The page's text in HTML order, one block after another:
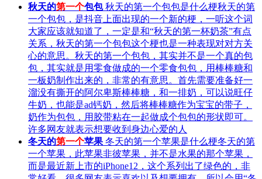
秋天的第一个包包 秋天的第一个包包是什么梗秋天的第
一个包包，是抖音上面出现的一个新的梗，一听这个词
大家应该就知道了，一定是和“秋天的第一杯奶茶”有点
关系，秋天的第一个包包这个梗也是一种表现对对方关
心的意思。秋天的第一个包包，其实并不是一个真的包
包，其实就是用零食做成的一个零食包包，用棒棒糖和
一板奶制作出来的，非常的有意思。首先需要准备好一
溜没有撕开的阿尔卑斯棒棒糖，和一排奶，可以说旺仔
牛奶，也能是ad钙奶，然后将棒棒糖作为宝宝的带子，
奶作为包包，用胶带粘在一起做成个包包的形状即可。
许多网友就表示想要收到身边心爱的人
冬天的第一个苹果 冬天的第一个苹果是什么梗冬天的第
一个苹果，此苹果非彼苹果，并不是水果的那个苹果，
而是最近新上市的iPhone12，这个系列出了绿色的，非